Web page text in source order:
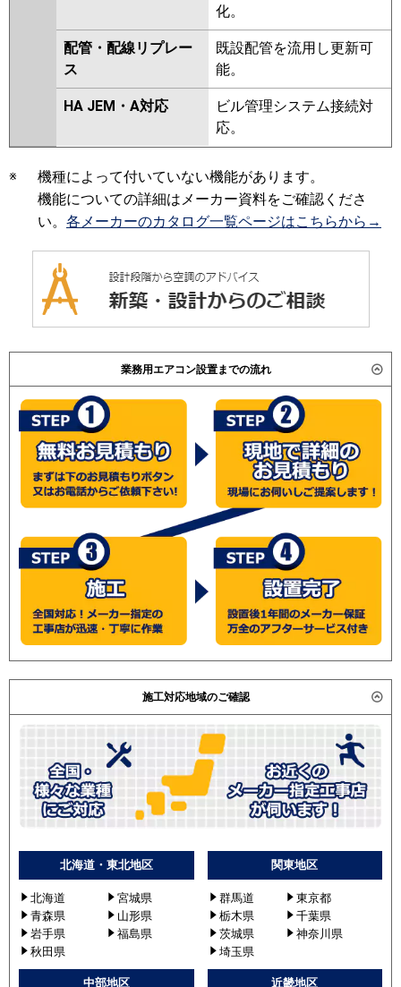
化。
配管・配線リプレー
ス
既設配管を流用し更新可
能。
HA JEM・A対応
ビル管理システム接続対
応。
※
機種によって付いていない機能があります。
機能についての詳細はメーカー資料をご確認くださ
い。 各メーカーのカタログ一覧ページはこちらから→
業務用エアコン設置までの流れ
施工対応地域のご確認
北海道・東北地区
北海道
宮城県
青森県
山形県
岩手県
福島県
秋田県
関東地区
群馬道
東京都
栃木県
千葉県
茨城県
神奈川県
埼玉県
中部地区 近畿地区